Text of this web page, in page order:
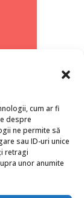
cum ar fi
despre
ne permite să
sau ID-uri unice
retragi
unor anumite